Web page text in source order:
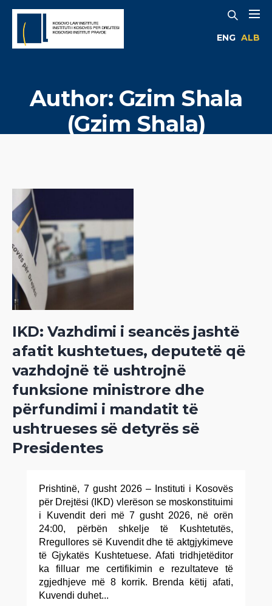
ENG ALB
Author: Gzim Shala
(Gzim Shala)
IKD: Vazhdimi i seancës jashtë
afatit kushtetues, deputetë që
vazhdojnë të ushtrojnë
funksione ministrore dhe
përfundimi i mandatit të
ushtrueses së detyrës së
Presidentes
Prishtinë, 7 gusht 2026 – Instituti i Kosovës
për Drejtësi (IKD) vlerëson se moskonstituimi
i Kuvendit deri më 7 gusht 2026, në orën
24:00, përbën shkelje të Kushtetutës,
Rregullores së Kuvendit dhe të aktgjykimeve
të Gjykatës Kushtetuese. Afati tridhjetëditor
ka filluar me certifikimin e rezultateve të
zgjedhjeve më 8 korrik. Brenda këtij afati,
Kuvendi duhet...